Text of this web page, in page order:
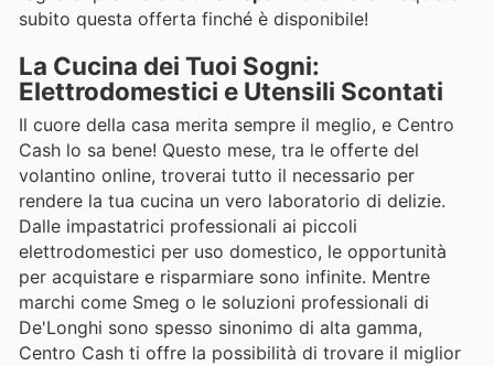
subito questa offerta finché è disponibile!
La Cucina dei Tuoi Sogni:
Elettrodomestici e Utensili Scontati
Il cuore della casa merita sempre il meglio, e Centro
Cash lo sa bene! Questo mese, tra le offerte del
volantino online, troverai tutto il necessario per
rendere la tua cucina un vero laboratorio di delizie.
Dalle impastatrici professionali ai piccoli
elettrodomestici per uso domestico, le opportunità
per acquistare e risparmiare sono infinite. Mentre
marchi come Smeg o le soluzioni professionali di
De'Longhi sono spesso sinonimo di alta gamma,
Centro Cash ti offre la possibilità di trovare il miglior